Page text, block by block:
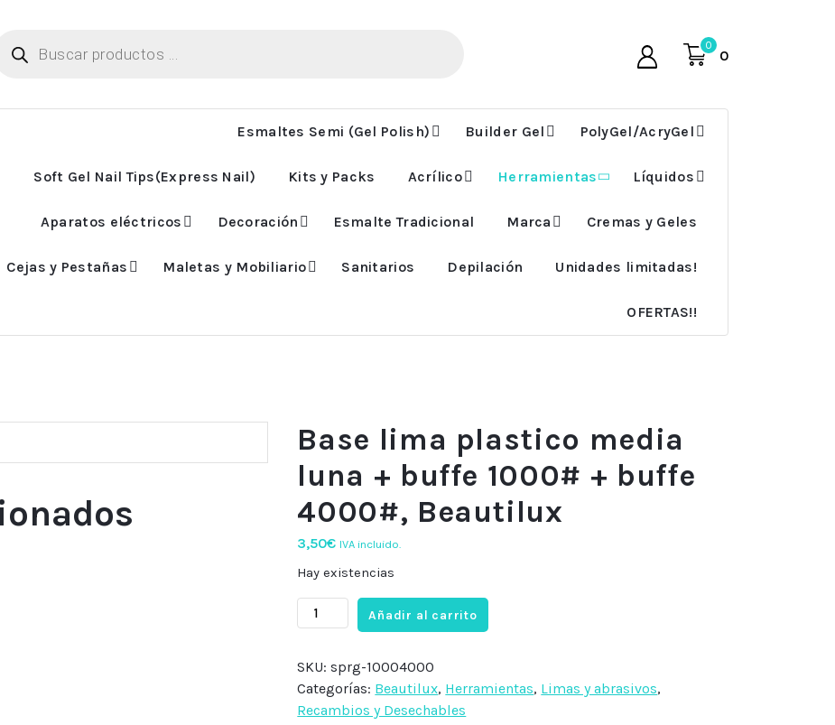
productos
0
0
Esmaltes Semi (Gel Polish) Builder Gel PolyGel/AcryGel
Soft Gel Nail Tips(Express Nail) Kits y Packs Acrílico Herramientas Líquidos
Aparatos eléctricos Decoración Esmalte Tradicional Marca Cremas y Geles
Cejas y Pestañas Maletas y Mobiliario Sanitarios Depilación Unidades limitadas!
OFERTAS!!
Base lima plastico media
luna + buffe 1000# + buffe
4000#, Beautilux
3,50€ IVA incluido.
Hay existencias
Base
lima
media
luna
+
Añadir al carrito
SKU:sprg-10004000
Categorías: Beautilux, Herramientas, Limas y abrasivos,
Recambios y Desechables